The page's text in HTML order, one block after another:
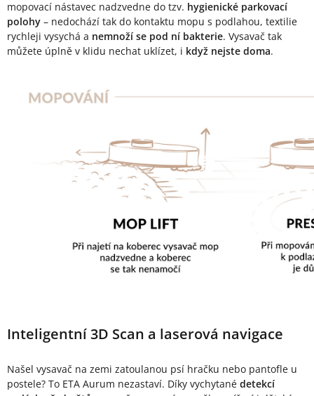
mopovací nástavec nadzvedne do tzv. hygienické parkovací
polohy – nedochází tak do kontaktu mopu s podlahou, textilie
rychleji vysychá a nemnoží se pod ní bakterie. Vysavač tak
můžete úplně v klidu nechat uklízet, i když nejste doma.
Inteligentní 3D Scan a laserová navigace
Našel vysavač na zemi zatoulanou psí hračku nebo pantofle u
postele? To ETA Aurum nezastaví. Díky vychytané detekcí